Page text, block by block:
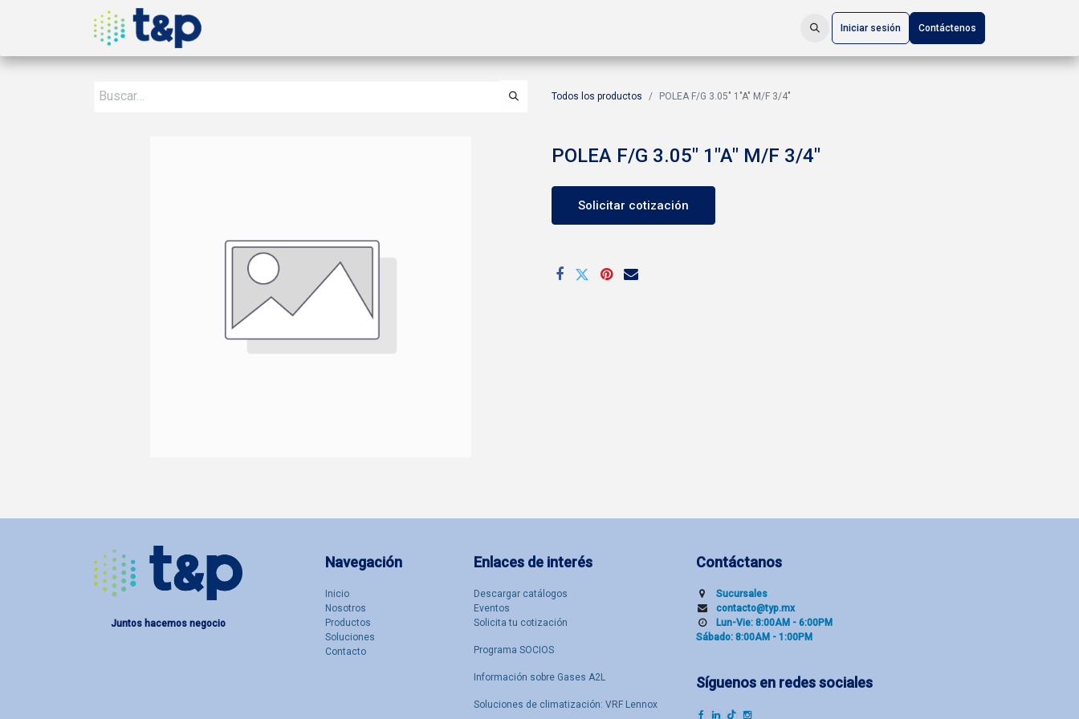
Iniciar sesión Contáctenos
Todos los productos POLEA F/G 3.05" 1"A" M/F 3/4"
POLEA F/G 3.05" 1"A" M/F 3/4"
Solicitar cotización
Enlaces de interés
Descargar catálogos
Eventos
Solicita tu cotización
Programa SOCIOS
Información sobre Gases A2L
Soluciones de climatización: VRF Lennox
Navegación
Inicio
Nosotro​s
Productos
Soluciones
Contacto
Contáctanos
Sucu​rsal​es
contacto@typ.mx
Lun-Vie: 8:00AM - 6:00PM
Sábado: 8:00AM - 1:00PM
Síguenos en redes sociales
Juntos hacemos negocio